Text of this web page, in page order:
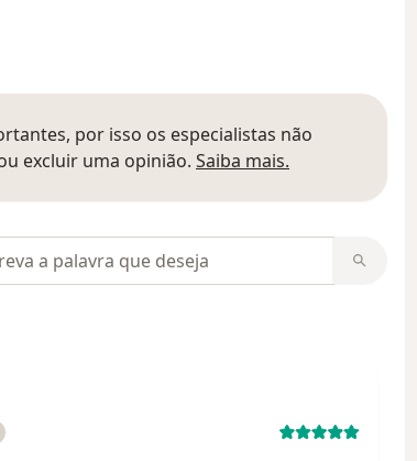
por isso os especialistas não
excluir uma opinião. Saiba mais.
em opiniões